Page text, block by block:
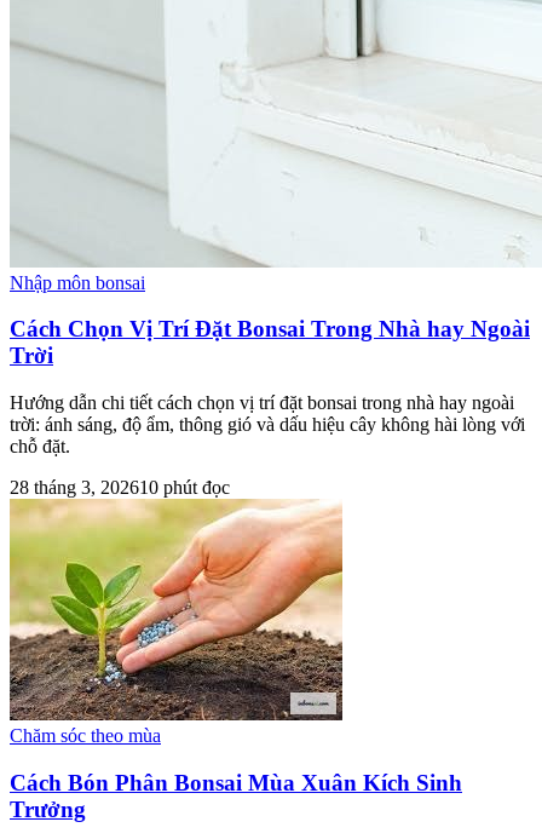
Nhập môn bonsai
Cách Chọn Vị Trí Đặt Bonsai Trong Nhà hay Ngoài
Trời
Hướng dẫn chi tiết cách chọn vị trí đặt bonsai trong nhà hay ngoài
trời: ánh sáng, độ ẩm, thông gió và dấu hiệu cây không hài lòng với
chỗ đặt.
28 tháng 3, 202610 phút đọc
Chăm sóc theo mùa
Cách Bón Phân Bonsai Mùa Xuân Kích Sinh
Trưởng